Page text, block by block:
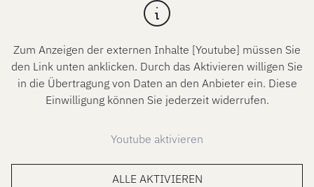
Zum Anzeigen der externen Inhalte [Youtube] müssen Sie
den Link unten anklicken. Durch das Aktivieren willigen Sie
in die Übertragung von Daten an den Anbieter ein. Diese
Einwilligung können Sie jederzeit widerrufen.
Youtube aktivieren
ALLE AKTIVIEREN